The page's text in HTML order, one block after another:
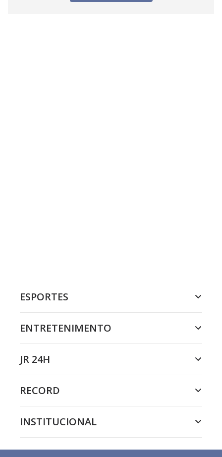
ESPORTES
ENTRETENIMENTO
JR 24H
RECORD
INSTITUCIONAL